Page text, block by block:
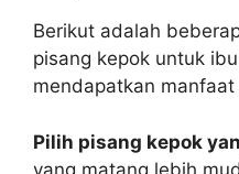
Berikut adalah
pisang kepok untuk
mendapatkan
Pilih pisang kepok
yang matang lebih